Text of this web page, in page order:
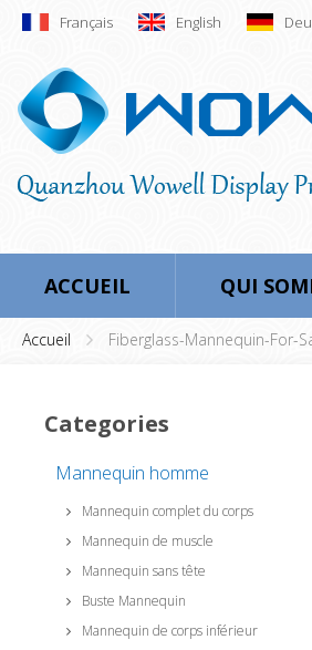
Français English
ACCUEIL QUI
Accueil Fiberglass-Mannequin-For-
Categories
Mannequin homme
Mannequin complet du corps
Mannequin de muscle
Mannequin sans tête
Buste Mannequin
Mannequin de corps inférieur